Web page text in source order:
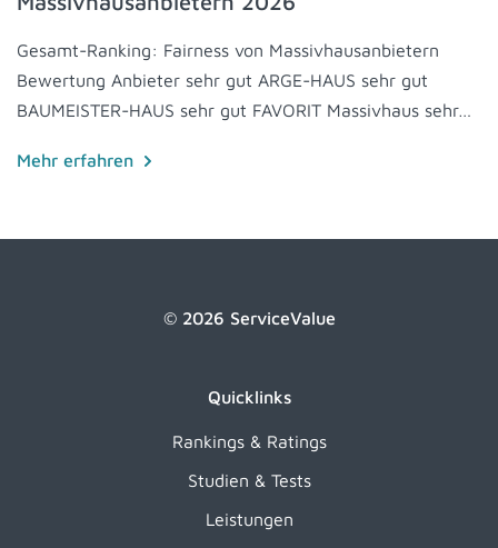
Gesamt-Ranking: Fairness von Massivhausanbietern
Bewertung Anbieter sehr gut ARGE-HAUS sehr gut
BAUMEISTER-HAUS sehr gut FAVORIT Massivhaus sehr…
Mehr erfahren
© 2026 ServiceValue
Quicklinks
Rankings & Ratings
Studien & Tests
Leistungen